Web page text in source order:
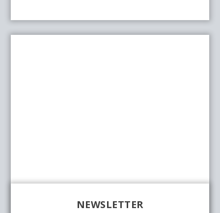
NEWSLETTER